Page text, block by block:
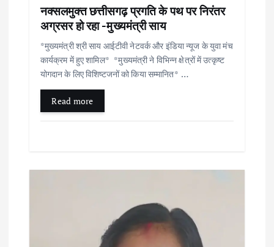
नक्सलमुक्त छत्तीसगढ़ प्रगति के पथ पर निरंतर
अग्रसर हो रहा -मुख्यमंत्री साय
*मुख्यमंत्री श्री साय आईटीवी नेटवर्क और इंडिया न्यूज के युवा मंच
कार्यक्रम में हुए शामिल* *मुख्यमंत्री ने विभिन्न क्षेत्रों में उत्कृष्ट
योगदान के लिए विशिष्टजनों को किया सम्मानित* …
Read more